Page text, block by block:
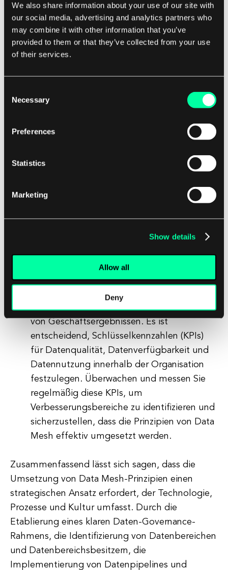
We also share information about your use of our site with
our social media, advertising and analytics partners who
may combine it with other information that you’ve
provided to them or that they’ve collected from your use
of their services.
Selection
Necessary
Preferences
Statistics
Marketing
Show details
Allow all
Deny
Werkzeuge auszuwählen, die mit den
Datenmanagementbedürfnissen und -
fähigkeiten Ihrer Organisation
übereinstimmen.
Die Umsetzung von Data Mesh-Prinzipien
geht über Technologie hinaus; sie erfordert
auch einen kulturellen Wandel innerhalb der
datengesteuerte Kultur zu fördern, die
Zusammenarbeit sowie Innovation im
Schulungen und Unterstützung für
Datenkompetenz zu entwickeln, und eine
Kultur des Datenaustauschs und der
Messung und Überwachung der
Datenqualität und -leistung:Die Prinzipien
von Data Mesh betonen die Bedeutung von
Datenqualität und -leistung für die Erzielung
von Geschäftsergebnissen. Es ist
entscheidend, Schlüsselkennzahlen (KPIs)
für Datenqualität, Datenverfügbarkeit und
Datennutzung innerhalb der Organisation
festzulegen. Überwachen und messen Sie
regelmäßig diese KPIs, um
Verbesserungsbereiche zu identifizieren und
sicherzustellen, dass die Prinzipien von Data
Mesh effektiv umgesetzt werden.
Zusammenfassend lässt sich sagen, dass die
Umsetzung von Data Mesh-Prinzipien einen
strategischen Ansatz erfordert, der Technologie,
Prozesse und Kultur umfasst. Durch die
Etablierung eines klaren Daten-Governance-
Rahmens, die Identifizierung von Datenbereichen
und Datenbereichsbesitzern, die
Implementierung von Datenpipelines und